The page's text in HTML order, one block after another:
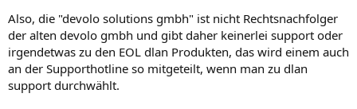
Also, die "devolo solutions gmbh" ist nicht Rechtsnachfolger
der alten devolo gmbh und gibt daher keinerlei support oder
irgendetwas zu den EOL dlan Produkten, das wird einem auch
an der Supporthotline so mitgeteilt, wenn man zu dlan
support durchwählt.